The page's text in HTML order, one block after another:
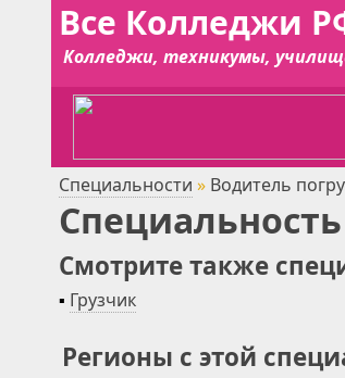
Все Колледжи
Колледжи, техникумы,
Специальности » Водитель
Смотрите также
▪ Грузчик
Регионы с этой